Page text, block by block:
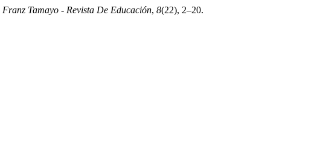
Franz Tamayo - Revista De Educación, 8(22), 2–20.